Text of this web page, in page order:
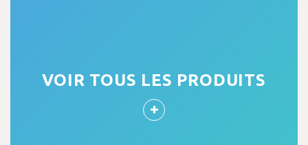
VOIR TOUS LES PRODUITS